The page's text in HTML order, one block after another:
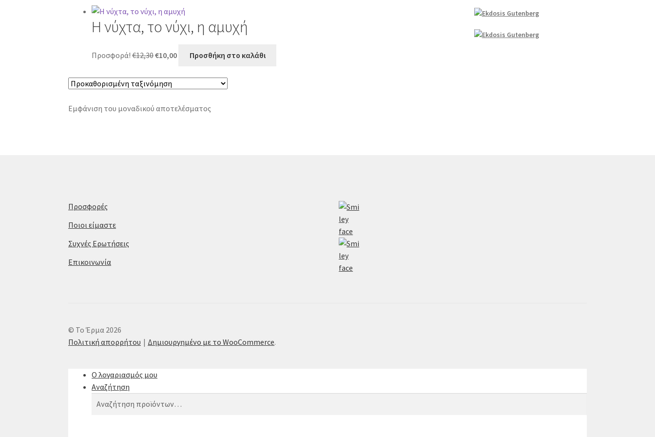
Η νύχτα, το νύχι, η αμυχή
Προσφορά! €12,30
price
€12,30.
€10,00
τρέχουσα
είναι:
Προσθήκη στο καλάθι
Εμφάνιση του μοναδικού αποτελέσματος
Προσφορές
Ποιοι είμαστε
Συχνές Ερωτήσεις
Επικοινωνία
© Το Έρμα 2026
Πολιτική απορρήτου
Δημιουργημένο με το WooCommerce.
Ο λογαριασμός μου
Αναζήτηση
Αναζήτηση
Αναζήτηση